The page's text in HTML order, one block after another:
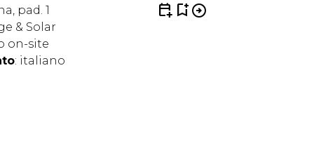
pad. 1
& Solar
on-site
: italiano
calendar_add_on bookmark_add arrow_circle_right